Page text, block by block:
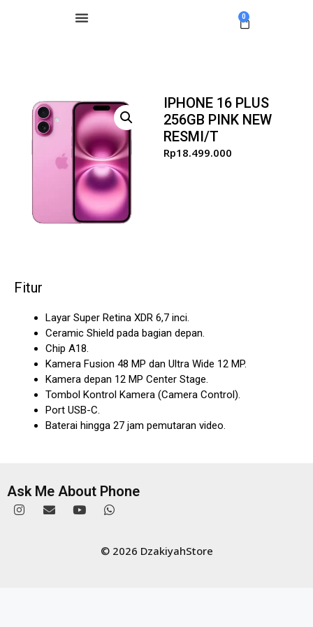
0
IPHONE 16 PLUS
256GB PINK NEW
RESMI/T
Rp18.499.000
Fitur
Layar Super Retina XDR 6,7 inci.
Ceramic Shield pada bagian depan.
Chip A18.
Kamera Fusion 48 MP dan Ultra Wide 12 MP.
Kamera depan 12 MP Center Stage.
Tombol Kontrol Kamera (Camera Control).
Port USB-C.
Baterai hingga 27 jam pemutaran video.
Ask Me About Phone
© 2026 DzakiyahStore